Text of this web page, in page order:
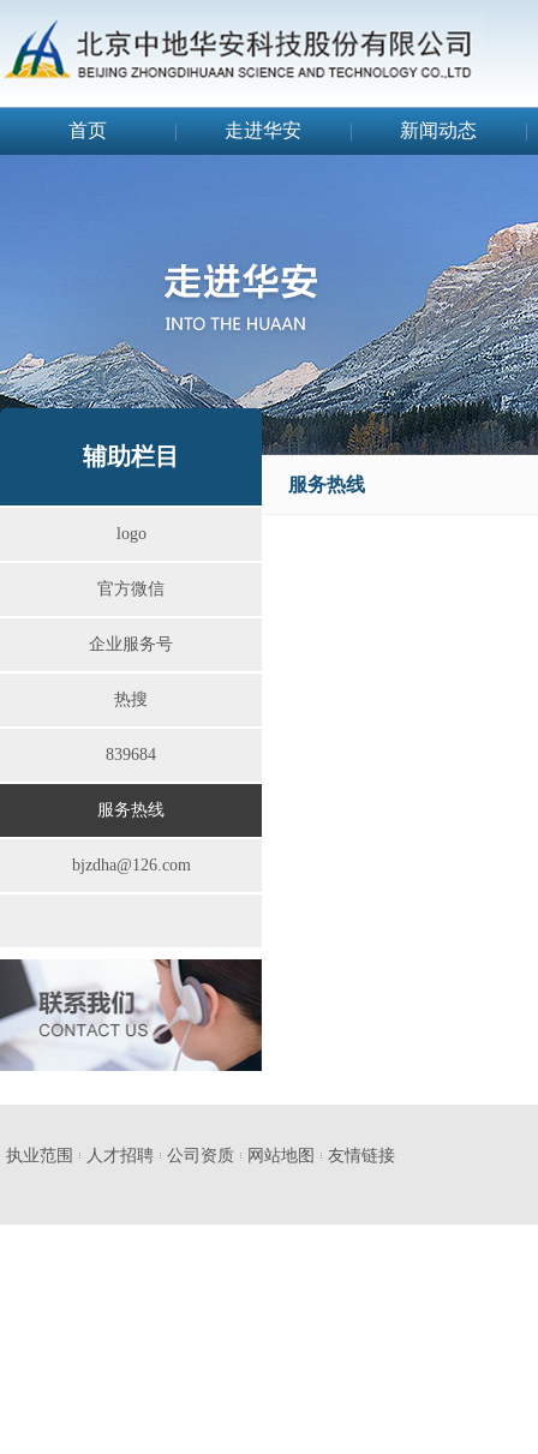
首页 | 走进华安 | 新闻动态 |
辅助栏目
logo
官方微信
企业服务号
热搜
839684
服务热线
bjzdha@126.com
服务热线
执业范围 人才招聘 公司资质 网站地图 友情链接